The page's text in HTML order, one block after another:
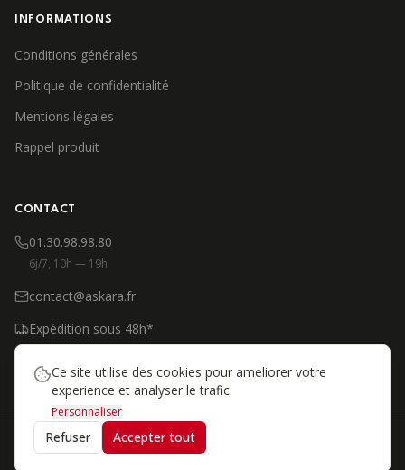
INFORMATIONS
Conditions générales
Politique de confidentialité
Mentions légales
Rappel produit
CONTACT
01.30.98.98.80
6j/7, 10h — 19h
contact@askara.fr
Expédition sous 48h*
*Produits en stock, jours ouvrés
2026Askara
Sécurité du cavalier depuis 2008. Tous droits réservés.
Ce site utilise des cookies pour ameliorer votre
experience et analyser le trafic.
Personnaliser
Refuser Accepter tout